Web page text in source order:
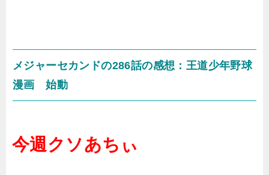
メジャーセカンドの286話の感想：王道少年野球
漫画 始動
今週クソあちぃ